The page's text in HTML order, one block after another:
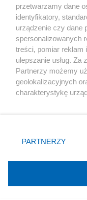
Kultura
X
przetwarzamy dane
identyfikatory,
urządzenie czy dane
spersonalizowanych
treści, pomiar reklam
ulepszanie usług. Za
Partnerzy możemy
geolokalizacyjnych
charakterystykę
zmienić/wycofać
znajdujący się w
rodzaje
użytkownika, ale
PARTNERZY